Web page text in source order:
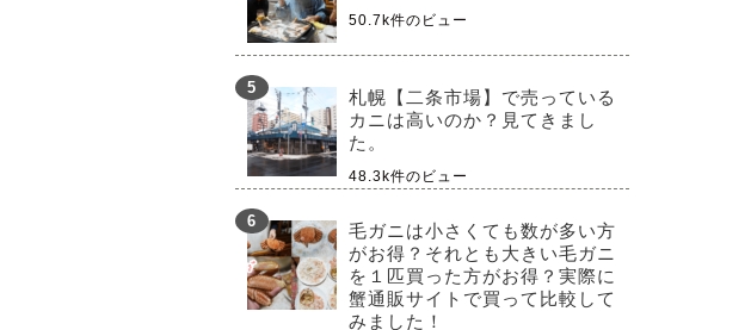
50.7k件のビュー
札幌【二条市場】で売っている
カニは高いのか？見てきまし
た。
48.3k件のビュー
毛ガニは小さくても数が多い方
がお得？それとも大きい毛ガニ
を１匹買った方がお得？実際に
蟹通販サイトで買って比較して
みました！